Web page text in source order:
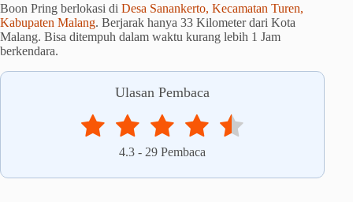
Boon Pring berlokasi di Desa Sanankerto, Kecamatan Turen,
Kabupaten Malang. Berjarak hanya 33 Kilometer dari Kota
Malang. Bisa ditempuh dalam waktu kurang lebih 1 Jam
berkendara.
Ulasan Pembaca
4.3 - 29 Pembaca